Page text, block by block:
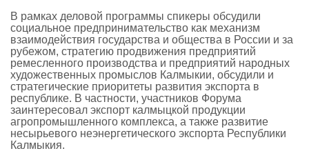
В рамках деловой программы спикеры обсудили
социальное предпринимательство как механизм
взаимодействия государства и общества в России и за
рубежом, стратегию продвижения предприятий
ремесленного производства и предприятий народных
художественных промыслов Калмыкии, обсудили и
стратегические приоритеты развития экспорта в
республике. В частности, участников Форума
заинтересовал экспорт калмыцкой продукции
агропромышленного комплекса, а также развитие
несырьевого неэнергетического экспорта Республики
Калмыкия.